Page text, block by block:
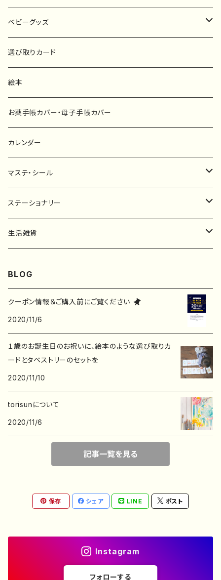
原画
ポスター
ファブリックボード
キーホルダー
ポストカード
ベビーグッズ
マタニティーマーク
選び取りカード
カーステッカー
タペストリー
選び取りカード
絵本
お薬手帳カバー・母子手帳カバー
カレンダー
マステ・シール
マスキングテープ
フレークシール
ステーショナリー
一筆箋
ポストカード
デザインペーパー
生活雑貨
子ども服
BLOG
クーポン情報＆ご購入前にご覧ください
2020/11/6
１歳のお誕生日のお祝いに、絵本のような選び取りカ
ードとタペストリーのセットを
2020/11/10
torisunについて
2020/11/6
記事一覧を見る
保存 シェア LINE ポスト
Instagram
フォローする